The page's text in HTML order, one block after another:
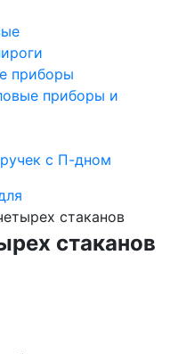
приборы
приборы и
с П-дном
стаканов
стаканов